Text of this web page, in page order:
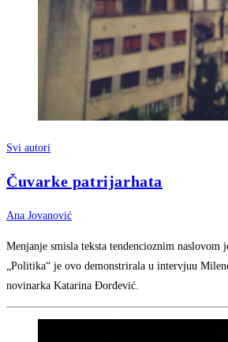
Svi autori
Čuvarke patrijarhata
Ana Jovanović
Menjanje smisla teksta tendencioznim naslovom
„Politika“ je ovo demonstrirala u intervjuu
novinarka Katarina Đorđević.